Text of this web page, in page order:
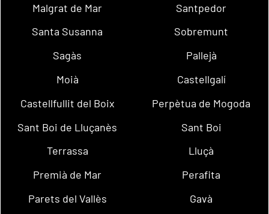
Malgrat de Mar
Santpedor
Santa Susanna
Sobremunt
Sagàs
Pallejà
Moià
Castellgalí
Castellfullit del Boix
Perpètua de Mogoda
Sant Boi de Lluçanès
Sant Boi
Terrassa
Lluçà
Premià de Mar
Perafita
Parets del Vallès
Gavà